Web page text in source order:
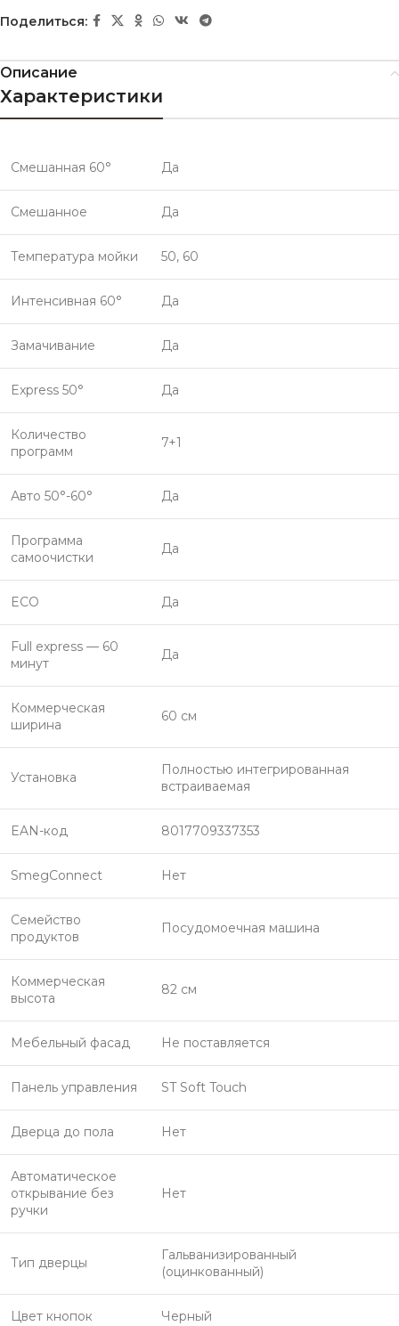
Поделиться:
Описание
Характеристики
Смешанная 60° Да
Смешанное Да
Температура мойки 50, 60
Интенсивная 60° Да
Замачивание Да
Express 50° Да
Количество
программ
7+1
Авто 50°-60° Да
Программа
самоочистки
Да
ECO Да
Full express — 60
минут
Да
Коммерческая
ширина
60 см
Установка
Полностью интегрированная
встраиваемая
EAN-код 8017709337353
SmegConnect Нет
Семейство
продуктов
Посудомоечная машина
Коммерческая
высота
82 см
Мебельный фасад Не поставляется
Панель управления ST Soft Touch
Дверца до пола Нет
Автоматическое
открывание без
ручки
Нет
Тип дверцы
Гальванизированный
(оцинкованный)
Цвет кнопок Черный